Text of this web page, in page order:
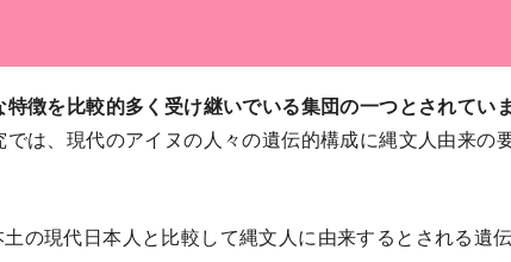
徴を比較的多く受け継いでいる集団の一つとされていま
は、現代のアイヌの人々の遺伝的構成に縄文人由来の
の現代日本人と比較して縄文人に由来するとされる遺